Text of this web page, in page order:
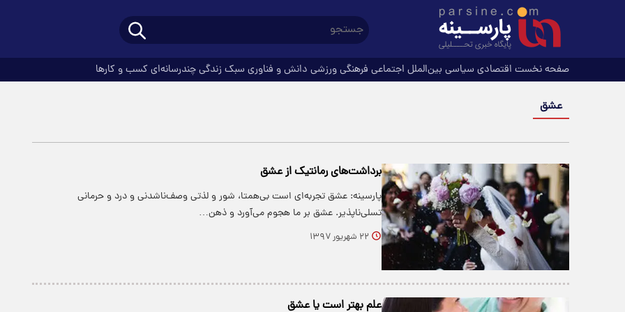
صفحه نخست اقتصادی سیاسی بین‌الملل اجتماعی فرهنگیورزشی دانش و فناوری سبک زندگیچندرسانه‌ای کسب و کارها
عشق
برداشت‌های رمانتیک از عشق
پارسینه: عشق تجربه‌ای است بی‌همتا، شور و لذتی وصف‌ناشدنی و درد و حرمانی
تسلی‌ناپذیر. عشق بر ما هجوم می‌آورد و ذهن…
۲۲ شهریور ۱۳۹۷
علم بهتر است یا عشق